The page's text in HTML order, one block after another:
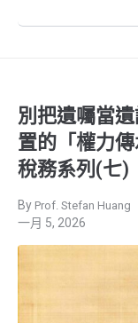
別把遺囑當
置的「權力
稅務系列(七)
Prof. Stefan Huang
一月 5, 2026